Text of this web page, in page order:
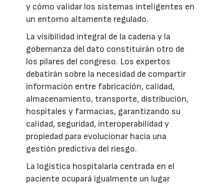
y cómo validar los sistemas inteligentes en
un entorno altamente regulado.
La visibilidad integral de la cadena y la
gobernanza del dato constituirán otro de
los pilares del congreso. Los expertos
debatirán sobre la necesidad de compartir
información entre fabricación, calidad,
almacenamiento, transporte, distribución,
hospitales y farmacias, garantizando su
calidad, seguridad, interoperabilidad y
propiedad para evolucionar hacia una
gestión predictiva del riesgo.
La logística hospitalaria centrada en el
paciente ocupará igualmente un lugar